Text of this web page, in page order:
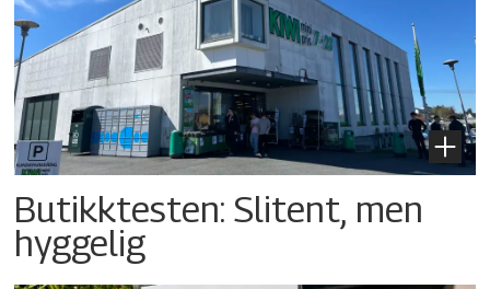
Butikktesten: Slitent, men
hyggelig